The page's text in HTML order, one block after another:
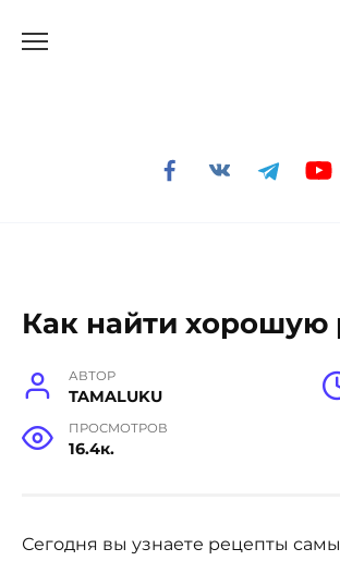
Как найти хорошую
АВТОР
TAMALUKU
ПРОСМОТРОВ
16.4к.
Сегодня вы узнаете рецепты